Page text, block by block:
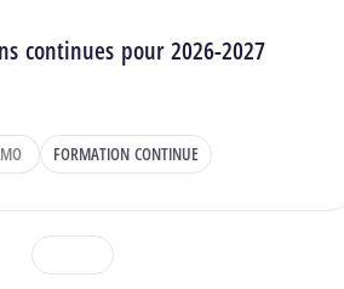
continues pour 2026-2027
: FORMATION CONTINUE
1 2